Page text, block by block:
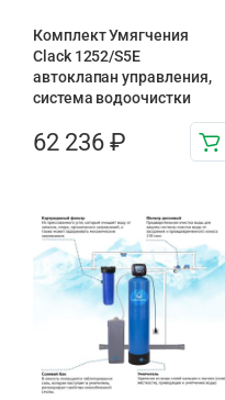
Комплект Умягчения
Clack 1252/S5E
автоклапан управления,
система водоочистки
62 236 ₽